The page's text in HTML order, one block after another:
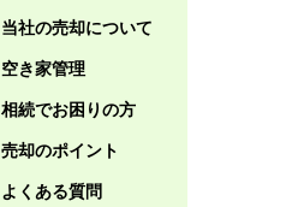
当社の売却について
空き家管理
相続でお困りの方
売却のポイント
よくある質問